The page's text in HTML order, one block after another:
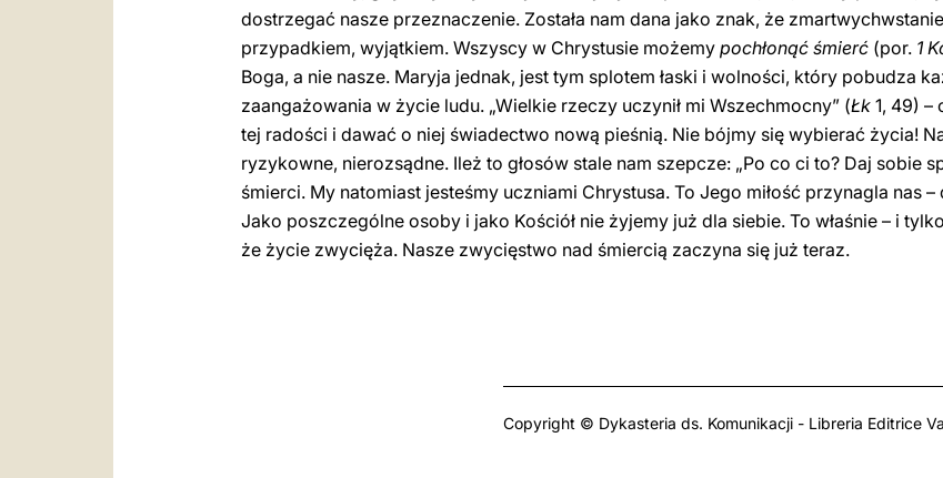
dostrzegać nasze przeznaczenie. Została nam dana jako znak, że
przypadkiem, wyjątkiem. Wszyscy w Chrystusie możemy pochłonąć śmierć (por. 1
Boga, a nie nasze. Maryja jednak, jest tym splotem łaski i wolności, który pobudza
zaangażowania w życie ludu. „Wielkie rzeczy uczynił mi Wszechmocny” (Łk 1, 49) –
tej radości i dawać o niej świadectwo nową pieśnią. Nie bójmy się wybierać życia!
ryzykowne, nierozsądne. Ileż to głosów stale nam szepcze: „Po co ci to? Daj sobie
śmierci. My natomiast jesteśmy uczniami Chrystusa. To Jego miłość przynagla nas –
Jako poszczególne osoby i jako Kościół nie żyjemy już dla siebie. To właśnie – i
że życie zwycięża. Nasze zwycięstwo nad śmiercią zaczyna się już teraz.
Copyright © Dykasteria ds. Komunikacji - Libreria Editrice